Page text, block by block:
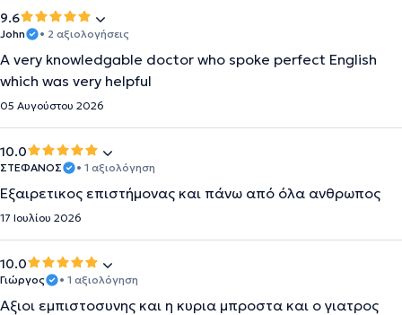
9.6
John • 2 αξιολογήσεις
A very knowledgable doctor who spoke perfect English
which was very helpful
05 Αυγούστου 2026
10.0
ΣΤΈΦΑΝΟΣ • 1 αξιολόγηση
Εξαιρετικος επιστήμονας και πάνω από όλα ανθρωπος
17 Ιουλίου 2026
10.0
Γιώργος • 1 αξιολόγηση
Αξιοι εμπιστοσυνης και η κυρια μπροστα και ο γιατρος